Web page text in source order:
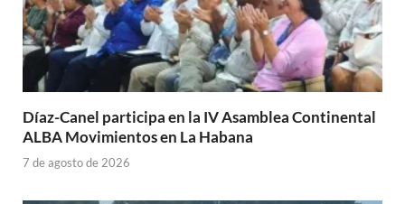
Díaz-Canel participa en la IV Asamblea Continental
ALBA Movimientos en La Habana
7 de agosto de 2026